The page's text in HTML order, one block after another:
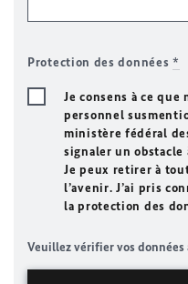
Protection des données*
Je consens à ce que
personnel
ministère fédéral
signaler un
Je peux retirer à
l’avenir. J’ai pris
la protection des
Veuillez vérifier vos données